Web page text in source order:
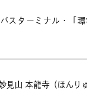
スターミナル・「環
見山 本龍寺（ほんり